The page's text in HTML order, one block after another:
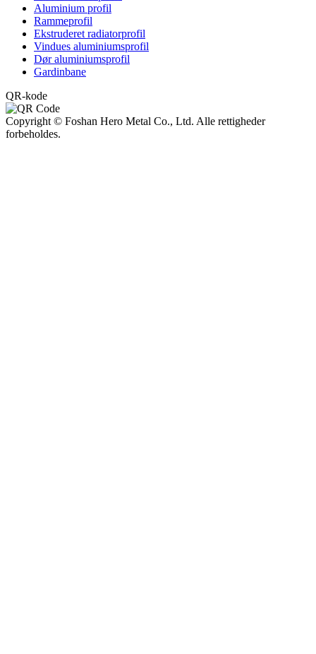
Aluminium profil
Rammeprofil
Ekstruderet radiatorprofil
Vindues aluminiumsprofil
Dør aluminiumsprofil
Gardinbane
QR-kode
Copyright © Foshan Hero Metal Co., Ltd. Alle rettigheder
forbeholdes.